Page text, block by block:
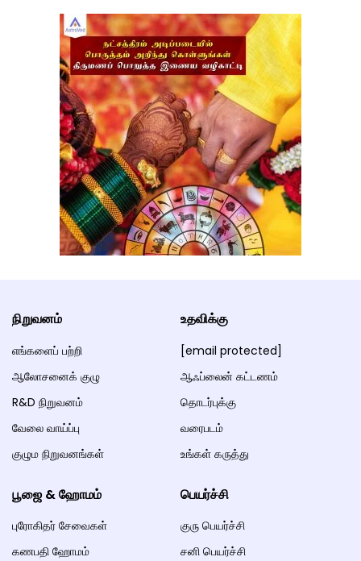
நிறுவனம்
எங்களைப் பற்றி
ஆலோசனைக் குழு
R&D நிறுவனம்
வேலை வாய்ப்பு
குழும நிறுவனங்கள்
உதவிக்கு
[email protected]
ஆஃப்லைன் கட்டணம்
தொடர்புக்கு
வரைபடம்
உங்கள் கருத்து
பூஜை & ஹோமம்
புரோகிதர் சேவைகள்
கணபதி ஹோமம்
பெயர்ச்சி
குரு பெயர்ச்சி
சனி பெயர்ச்சி